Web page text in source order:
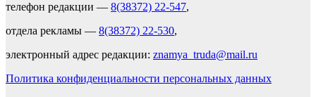
телефон редакции — 8(38372) 22-547,
отдела рекламы — 8(38372) 22-530,
электронный адрес редакции: znamya_truda@mail.ru
Политика конфиденциальности персональных данных